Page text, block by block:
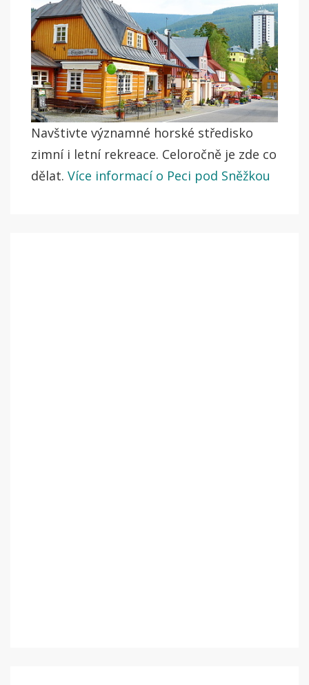
Navštivte významné horské středisko
zimní i letní rekreace. Celoročně je zde co
dělat. Více informací o Peci pod Sněžkou